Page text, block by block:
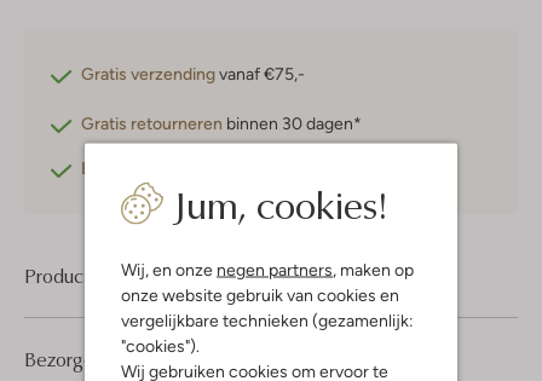
Jum, cookies!
Wij, en onze negen partners , maken op
onze website gebruik van cookies en
vergelijkbare technieken (gezamenlijk:
"cookies").
Wij gebruiken cookies om ervoor te
Gratis verzendingvanaf €75,-
Gratis retourneren binnen 30 dagen*
Betaal achteraf
Product informatie
Bezorgen & retourneren